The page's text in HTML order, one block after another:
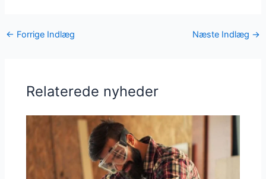
← Forrige Indlæg Næste Indlæg →
Relaterede nyheder